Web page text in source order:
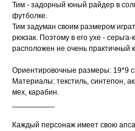
Тим - задорный юный райдер в
футболке.
Тим задуман своим размером
рюкзак. Поэтому в его ухе -
расположен не очень практичный
Ориентировочные размеры: 19*9
Материалы: текстиль, синтепон,
мех, карабин.
Каждый персонаж имеет свою